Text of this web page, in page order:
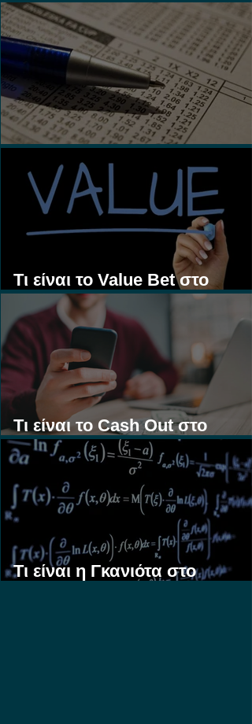
Τι είναι τα Ασιατικά Χάντικαπ;
Τι είναι το Value Bet στο
Στοίχημα;
Τι είναι το Cash Out στο
Στοίχημα;
Τι είναι η Γκανιότα στο